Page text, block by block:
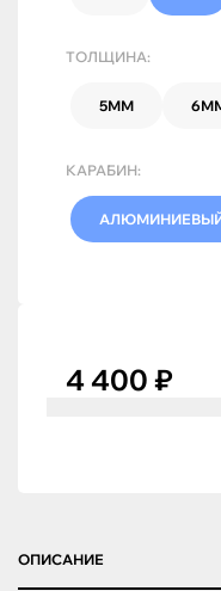
ТОЛЩИНА:
5ММ
КАРАБИН:
4 400 ₽
ОПИСАНИЕ